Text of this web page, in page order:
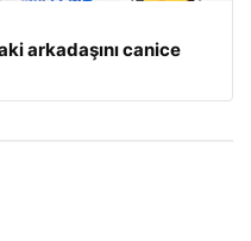
arkadaşını canice